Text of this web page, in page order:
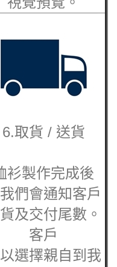
6.取貨 / 送貨
衫製作完成後
我們會通知客戶
及交付尾數。
客戶
選擇親自到我